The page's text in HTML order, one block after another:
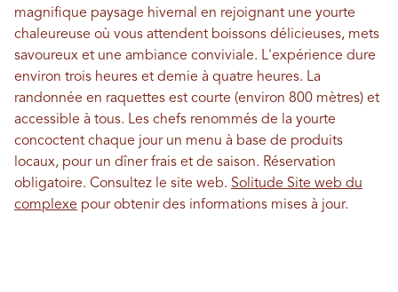
magnifique paysage hivernal en rejoignant une yourte
chaleureuse où vous attendent boissons délicieuses, mets
savoureux et une ambiance conviviale. L'expérience dure
environ trois heures et demie à quatre heures. La
randonnée en raquettes est courte (environ 800 mètres) et
accessible à tous. Les chefs renommés de la yourte
concoctent chaque jour un menu à base de produits
locaux, pour un dîner frais et de saison. Réservation
obligatoire. Consultez le site web. Solitude Site web du
complexe pour obtenir des informations mises à jour.